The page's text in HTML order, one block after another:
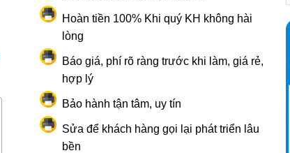
Hoàn tiền 100% Khi quý KH không hài
lòng
Báo giá, phí rõ ràng trước khi làm, giá rẻ,
hợp lý
Bảo hành tận tâm, uy tín
Sửa để khách hàng gọi lại phát triển lâu
bền